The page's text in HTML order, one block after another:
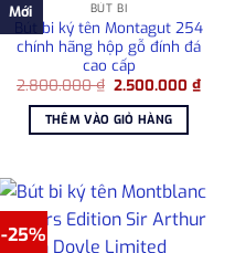
Mới BÚT BI
Bút bi ký tên Montagut 254
chính hãng hộp gỗ đính đá
cao cấp
2.800.000₫ Giá
là:
2.800.000 ₫.
2.500.000₫Giá
THÊM VÀO GIỎ HÀNG
-25%